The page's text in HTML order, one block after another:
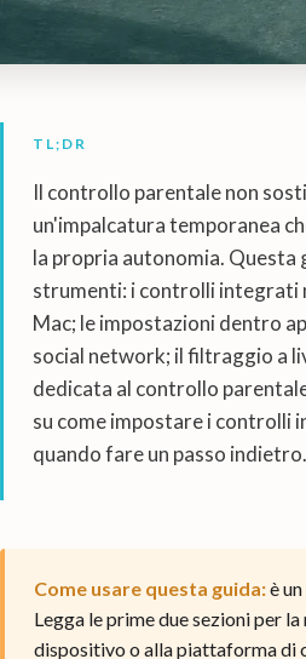
TL;DR
Il controllo parentale non
un'impalcatura temporanea
la propria autonomia.
strumenti: i controlli integrati
Mac; le impostazioni dentro
social network; il filtraggio a
dedicata al controllo
su come impostare i controlli
quando fare un passo indietro.
Come usare questa guida:è
Legga le prime due sezioni per
dispositivo o alla piattaforma di